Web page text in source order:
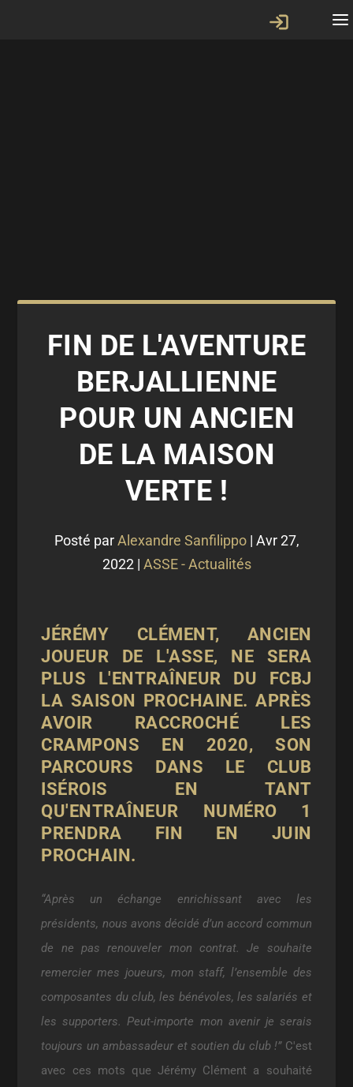
FIN DE L'AVENTURE
BERJALLIENNE
POUR UN ANCIEN
DE LA MAISON
VERTE !
Posté parAlexandre Sanfilippo| Avr 27,
2022| ASSE - Actualités
JÉRÉMY CLÉMENT, ANCIEN
JOUEUR DE L'ASSE, NE SERA
PLUS L'ENTRAÎNEUR DU FCBJ
LA SAISON PROCHAINE. APRÈS
AVOIR RACCROCHÉ LES
CRAMPONS EN 2020, SON
PARCOURS DANS LE CLUB
ISÉROIS EN TANT
QU'ENTRAÎNEUR NUMÉRO 1
PRENDRA FIN EN JUIN
PROCHAIN.
“Après un échange enrichissant avec les
présidents, nous avons décidé d’un accord commun
de ne pas renouveler mon contrat. Je souhaite
remercier mes joueurs, mon staff, l’ensemble des
composantes du club, les bénévoles, les salariés et
les supporters. Peut-importe mon avenir je serais
toujours un ambassadeur et soutien du club !”C'est
avec ces mots que Jérémy Clément a souhaité